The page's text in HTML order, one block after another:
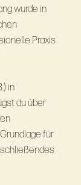
wurde in
Praxis
in
du über
für